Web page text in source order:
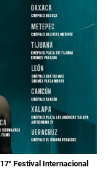
17° Festival Internacional